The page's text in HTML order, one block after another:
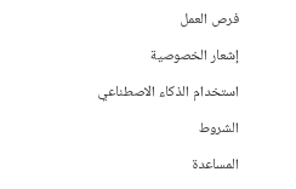
فرص العمل
إشعار الخصوصية
استخدام الذكاء الاصطناعي
الشروط
المساعدة